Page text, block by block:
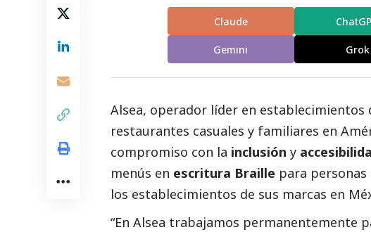
Claude
Gemini Grok
Alsea, operador líder en establecimientos
restaurantes casuales y familiares en
compromiso con la inclusión y
menús en escritura Braille para personas
los establecimientos de sus marcas en
“En Alsea trabajamos permanentemente